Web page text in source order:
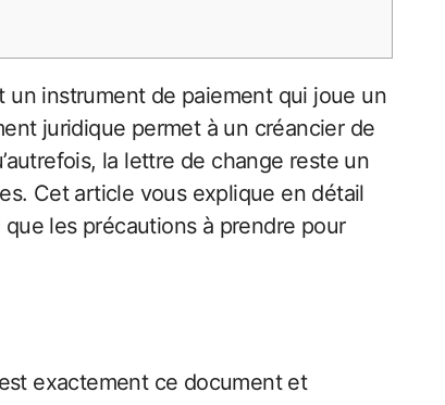
juridique permet à un créancier de
la lettre de change reste un
Cet article vous explique en détail
les précautions à prendre pour
exactement ce document et